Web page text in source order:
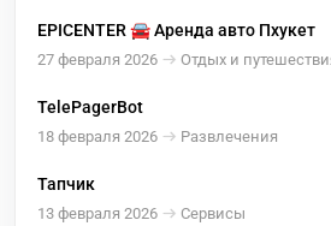
EPICENTER 🚘 Аренда авто Пхукет
27 февраля 2026 Отдых и
TelePagerBot
18 февраля 2026 Развлечения
Тапчик
13 февраля 2026 Сервисы